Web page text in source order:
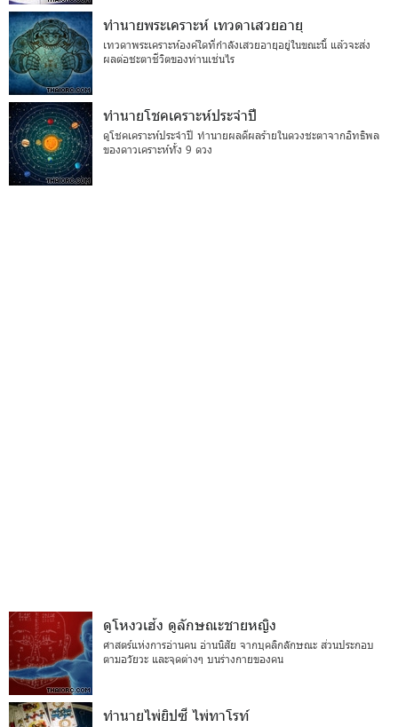
ทำนายพระเคราะห์ เทวดาเสวยอายุ
เทวดาพระเคราะห์องค์ใดที่กำลังเสวยอายุอยู่ในขณะนี้ แล้วจะส่ง
ผลต่อชะตาชีวิตของท่านเช่นไร
ทำนายโชคเคราะห์ประจำปี
ดูโชคเคราะห์ประจำปี ทำนายผลดีผลร้ายในดวงชะตาจากอิทธิพล
ของดาวเคราะห์ทั้ง 9 ดวง
ดูโหงวเฮ้ง ดูลักษณะชายหญิง
ศาสตร์แห่งการอ่านคน อ่านนิสัย จากบุคลิกลักษณะ ส่วนประกอบ
ตามอวัยวะ และจุดต่างๆ บนร่างกายของคน
ทำนายไพ่ยิปซี ไพ่ทาโรท์